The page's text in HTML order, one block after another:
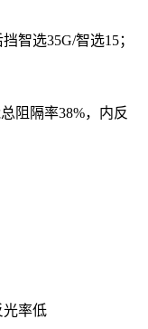
智选35G/智选15；
阻隔率38%，内反
光率低